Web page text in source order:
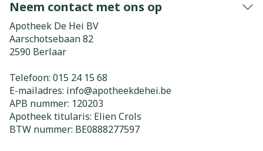
Neem contact met ons op
Apotheek De Hei BV
Aarschotsebaan 82
2590 Berlaar
Telefoon: 015 24 15 68
E-mailadres: info@apotheekdehei.be
APB nummer: 120203
Apotheek titularis: Elien Crols
BTW nummer: BE0888277597